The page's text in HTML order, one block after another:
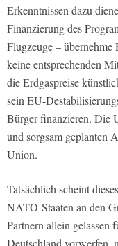
Erkenntnissen dazu
Finanzierung des
Flugzeuge – übernehme
keine entsprechenden
die Erdgaspreise
sein EU-
Bürger finanzieren. Die
und sorgsam geplanten
Union.
Tatsächlich scheint
NATO-Staaten an den
Partnern allein gelassen
Deutschland vorwerfen,